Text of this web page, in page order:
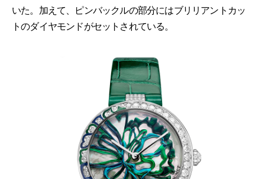
いた。加えて、ピンバックルの部分にはブリリアントカッ
トのダイヤモンドがセットされている。